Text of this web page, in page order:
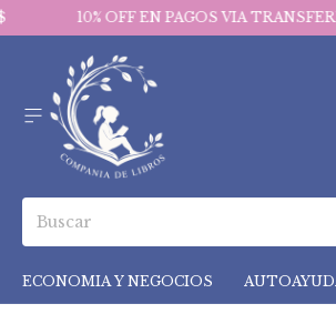
10% OFF EN PAGOS VIA
ECONOMIA Y NEGOCIOS